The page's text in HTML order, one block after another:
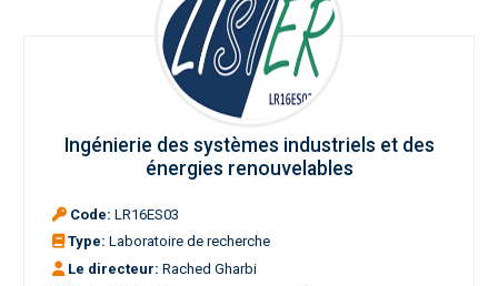
Ingénierie des systèmes industriels et des
énergies renouvelables
Code: LR16ES03
Type: Laboratoire de recherche
Le directeur: Rached Gharbi